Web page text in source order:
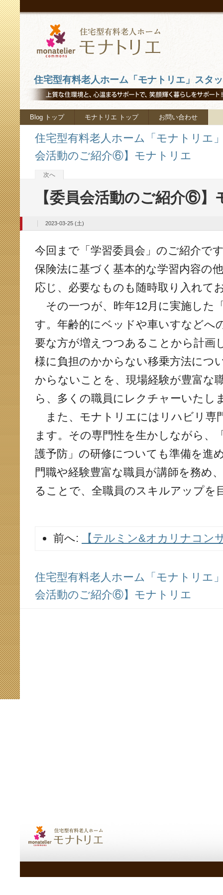
住宅型有料老人ホーム「モナトリエ」スタ
Blog トップ モナトリエ トップ お問い合わせ
住宅型有料老人ホーム「モナトリエ
会活動のご紹介⑥】モナトリエ
次へ
【委員会活動のご紹介⑥】
2023-03-25 (土)
今回まで「学習委員会」のご紹介で
保険法に基づく基本的な学習内容の
応じ、必要なものも随時取り入れて
その一つが、昨年12月に実施した
す。年齢的にベッドや車いすなどへ
要な方が増えつつあることから計画
様に負担のかからない移乗方法につ
からないことを、現場経験が豊富な
ら、多くの職員にレクチャーいたし
また、モナトリエにはリハビリ専
ます。その専門性を生かしながら、
護予防」の研修についても準備を進
門職や経験豊富な職員が講師を務め
ることで、全職員のスキルアップを
前へ: 【テルミン&オカリナコン
住宅型有料老人ホーム「モナトリエ
会活動のご紹介⑥】モナトリエ